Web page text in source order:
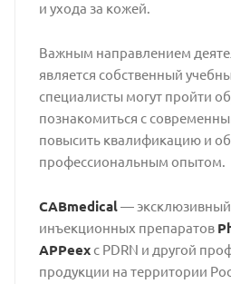
и ухода за кожей.
Важным направлением
является собственный
специалисты могут пройти
познакомиться с
повысить квалификацию и
профессиональным опытом.
CABmedical— эксклюзивный
инъекционных препаратов
APPeexс PDRN и другой
продукции на территории